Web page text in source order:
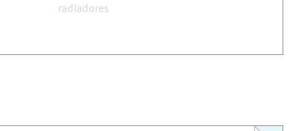
radiadores